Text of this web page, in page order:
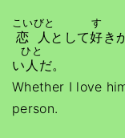
恋人
こいびと
として好
す
き
い 人
ひと
だ。
Whether I love
person.